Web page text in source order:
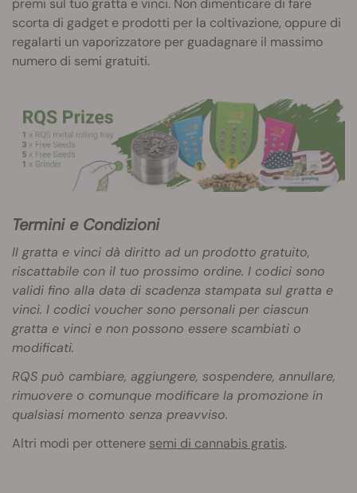
premi sul tuo gratta e vinci. Non dimenticare di fare
scorta di gadget e prodotti per la coltivazione, oppure di
regalarti un vaporizzatore per guadagnare il massimo
numero di semi gratuiti.
Termini e Condizioni
Il gratta e vinci dà diritto ad un prodotto gratuito,
riscattabile con il tuo prossimo ordine. I codici sono
validi fino alla data di scadenza stampata sul gratta e
vinci. I codici voucher sono personali per ciascun
gratta e vinci e non possono essere scambiati o
modificati.
RQS può cambiare, aggiungere, sospendere, annullare,
rimuovere o comunque modificare la promozione in
qualsiasi momento senza preavviso.
Altri modi per ottenere semi di cannabis gratis.